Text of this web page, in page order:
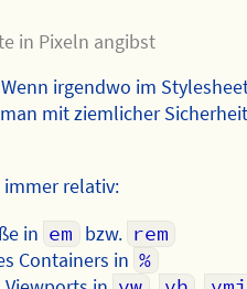
in Pixeln angibst
irgendwo im
mit ziemlicher
immer relativ:
in em bzw. rem
Containers in %